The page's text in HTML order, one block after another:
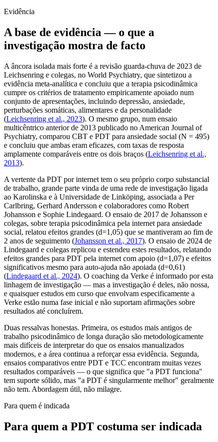
Evidência
A base de evidência — o que a
investigação mostra de facto
A âncora isolada mais forte é a revisão guarda-chuva de 2023 de
Leichsenring e colegas, no World Psychiatry, que sintetizou a
evidência meta-analítica e concluiu que a terapia psicodinâmica
cumpre os critérios de tratamento empiricamente apoiado num
conjunto de apresentações, incluindo depressão, ansiedade,
perturbações somáticas, alimentares e da personalidade
(Leichsenring et al., 2023). O mesmo grupo, num ensaio
multicêntrico anterior de 2013 publicado no American Journal of
Psychiatry, comparou CBT e PDT para ansiedade social (N = 495)
e concluiu que ambas eram eficazes, com taxas de resposta
amplamente comparáveis entre os dois braços (Leichsenring et al.,
2013).
A vertente da PDT por internet tem o seu próprio corpo substancial
de trabalho, grande parte vinda de uma rede de investigação ligada
ao Karolinska e à Universidade de Linköping, associada a Per
Carlbring, Gerhard Andersson e colaboradores como Robert
Johansson e Sophie Lindegaard. O ensaio de 2017 de Johansson e
colegas, sobre terapia psicodinâmica pela internet para ansiedade
social, relatou efeitos grandes (d=1,05) que se mantiveram ao fim de
2 anos de seguimento (Johansson et al., 2017). O ensaio de 2024 de
Lindegaard e colegas replicou e estendeu estes resultados, relatando
efeitos grandes para PDT pela internet com apoio (d=1,07) e efeitos
significativos mesmo para auto-ajuda não apoiada (d=0,61)
(Lindegaard et al., 2024). O coaching da Verke é informado por esta
linhagem de investigação — mas a investigação é deles, não nossa,
e quaisquer estudos em curso que envolvam especificamente a
Verke estão numa fase inicial e não suportam afirmações sobre
resultados até concluírem.
Duas ressalvas honestas. Primeira, os estudos mais antigos de
trabalho psicodinâmico de longa duração são metodologicamente
mais difíceis de interpretar do que os ensaios manualizados
modernos, e a área continua a reforçar essa evidência. Segunda,
ensaios comparativos entre PDT e TCC encontram muitas vezes
resultados comparáveis — o que significa que "a PDT funciona"
tem suporte sólido, mas "a PDT é singularmente melhor" geralmente
não tem. Abordagem útil, não milagre.
Para quem é indicada
Para quem a PDT costuma ser indicada